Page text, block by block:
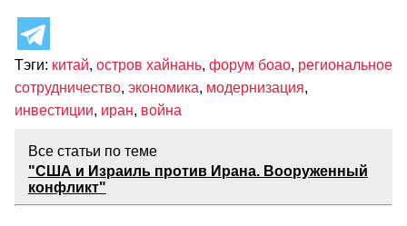
Тэги: китай, остров хайнань, форум боао, региональное
сотрудничество, экономика, модернизация,
инвестиции, иран, война
Все статьи по теме
"США и Израиль против Ирана. Вооруженный
конфликт"